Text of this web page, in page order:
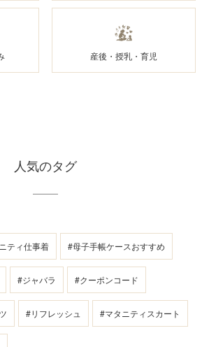
産後・授乳・育児
人気のタグ
ティ仕事着 #母子手帳ケースおすすめ
#ジャバラ #クーポンコード
#リフレッシュ #マタニティスカート